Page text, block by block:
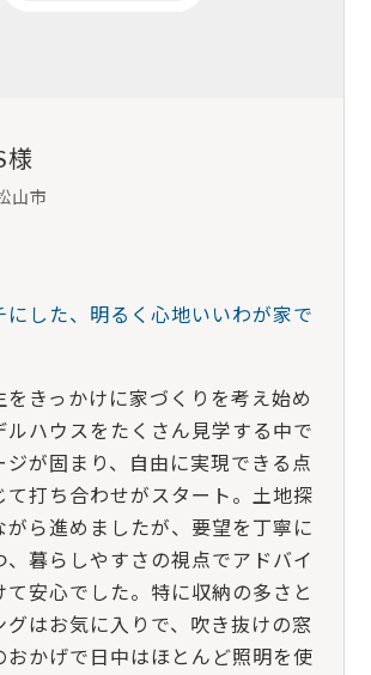
様
山市
にした、明るく心地いいわが家で
をきっかけに家づくりを考え始め
ルハウスをたくさん見学する中で
ジが固まり、自由に実現できる点
て打ち合わせがスタート。土地探
がら進めましたが、要望を丁寧に
、暮らしやすさの視点でアドバイ
て安心でした。特に収納の多さと
グはお気に入りで、吹き抜けの窓
おかげで日中はほとんど照明を使